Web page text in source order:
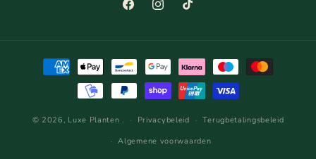
FacebookInstagramTikTok
Betaalmethoden
© 2026, Luxe Planten . Privacybeleid
Terugbetalingsbeleid
Algemene voorwaarden